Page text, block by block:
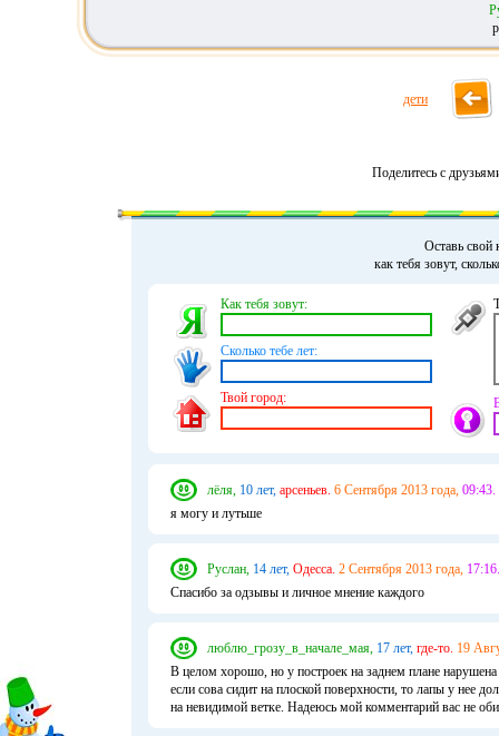
дети
Поделитесь с
Оставь свой
как тебя зовут,
Как тебя зовут:
Сколько тебе лет:
Твой город:
лёля, 10 лет, арсеньев. 6 Сентября 2013 года, 09:43.
я могу и лутьше
Руслан, 14 лет, Одесса. 2 Сентября 2013 года, 17:16.
Спасибо за одзывы и личное мнение каждого
люблю_грозу_в_начале_мая, 17 лет, где-то. 19
В целом хорошо, но у построек на заднем плане
если сова сидит на плоской поверхности, то лапы у нее
на невидимой ветке. Надеюсь мой комментарий вас не